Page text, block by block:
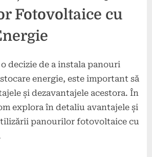
Fotovoltaice cu
decizie de a instala panouri
energie, este important să
și dezavantajele acestora. În
explora în detaliu avantajele și
panourilor fotovoltaice cu